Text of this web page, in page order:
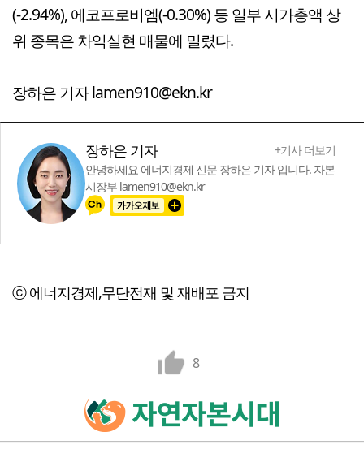
(-2.94%), 에코프로비엠(-0.30%) 등 일부 시가총액 상
위 종목은 차익실현 매물에 밀렸다.
장하은 기자 lamen910@ekn.kr
장하은 기자
+기사 더보기
안녕하세요 에너지경제 신문 장하은 기자 입니다. 자본
시장부 lamen910@ekn.kr
ⓒ 에너지경제,무단전재 및 재배포 금지
8